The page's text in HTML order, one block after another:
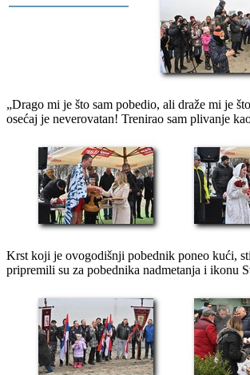
„Drago mi je što sam pobedio, ali draže mi je
osećaj je neverovatan! Trenirao sam plivanje
Krst koji je ovogodišnji pobednik poneo kući,
pripremili su za pobednika nadmetanja i ikonu